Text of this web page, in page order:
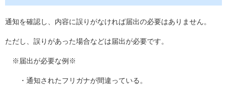
通知を確認し、内容に誤りがなければ届出の必要はありません。
ただし、誤りがあった場合などは届出が必要です。
※届出が必要な例※
・通知されたフリガナが間違っている。